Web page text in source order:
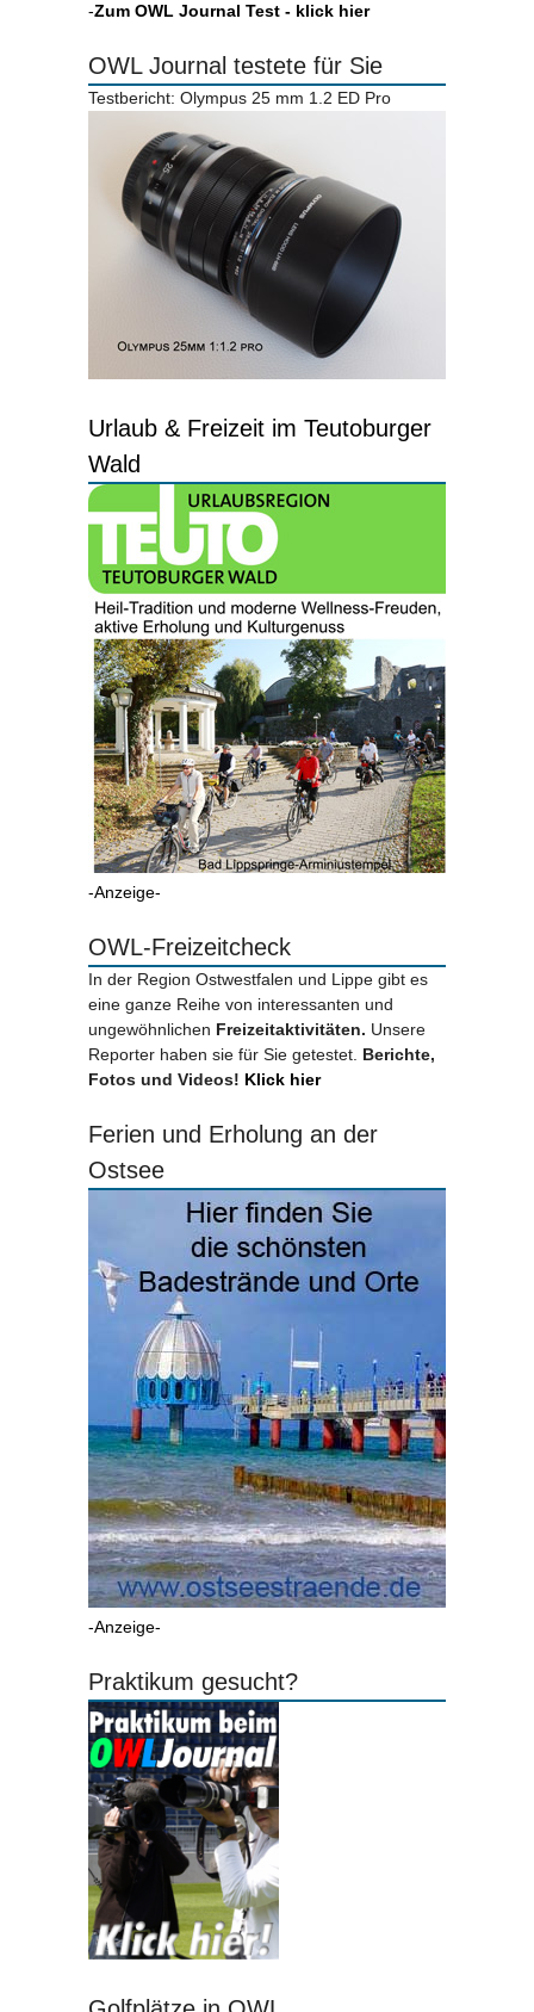
-Zum OWL Journal Test - klick hier
OWL Journal testete für Sie
Testbericht: Olympus 25 mm 1.2 ED Pro
Urlaub & Freizeit im Teutoburger
Wald
-Anzeige-
OWL-Freizeitcheck
In der Region Ostwestfalen und Lippe gibt es
eine ganze Reihe von interessanten und
ungewöhnlichen Freizeitaktivitäten. Unsere
Reporter haben sie für Sie getestet. Berichte,
Fotos und Videos! Klick hier
Ferien und Erholung an der
Ostsee
-Anzeige-
Praktikum gesucht?